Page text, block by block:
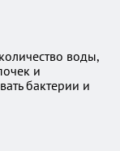
воды,
и
бактерии и